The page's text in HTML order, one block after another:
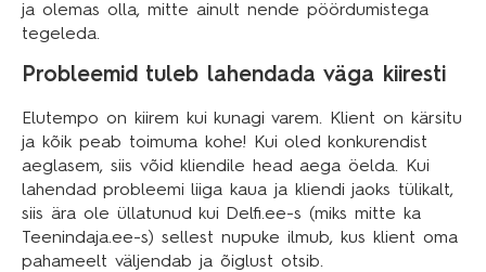
ja olemas olla, mitte ainult nende pöördumistega
tegeleda.
Probleemid tuleb lahendada väga kiiresti
Elutempo on kiirem kui kunagi varem. Klient on kärsitu
ja kõik peab toimuma kohe! Kui oled konkurendist
aeglasem, siis võid kliendile head aega öelda. Kui
lahendad probleemi liiga kaua ja kliendi jaoks tülikalt,
siis ära ole üllatunud kui Delfi.ee-s (miks mitte ka
Teenindaja.ee-s) sellest nupuke ilmub, kus klient oma
pahameelt väljendab ja õiglust otsib.